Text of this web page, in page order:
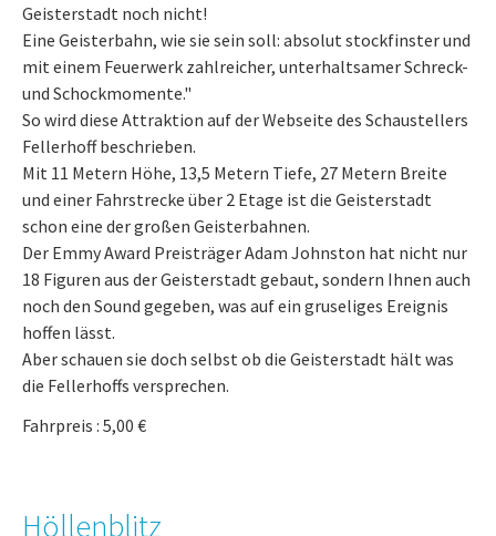
Geisterstadt noch nicht!
Eine Geisterbahn, wie sie sein soll: absolut stockfinster und
mit einem Feuerwerk zahlreicher, unterhaltsamer Schreck-
und Schockmomente."
So wird diese Attraktion auf der Webseite des Schaustellers
Fellerhoff beschrieben.
Mit 11 Metern Höhe, 13,5 Metern Tiefe, 27 Metern Breite
und einer Fahrstrecke über 2 Etage ist die Geisterstadt
schon eine der großen Geisterbahnen.
Der Emmy Award Preisträger Adam Johnston hat nicht nur
18 Figuren aus der Geisterstadt gebaut, sondern Ihnen auch
noch den Sound gegeben, was auf ein gruseliges Ereignis
hoffen lässt.
Aber schauen sie doch selbst ob die Geisterstadt hält was
die Fellerhoffs versprechen.
Fahrpreis : 5,00 €
Höllenblitz